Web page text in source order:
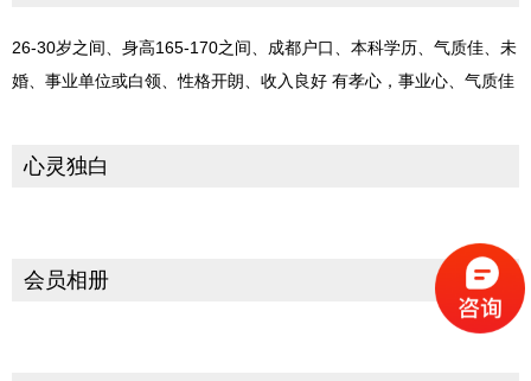
26-30岁之间、身高165-170之间、成都户口、本科学历、气质佳、未
婚、事业单位或白领、性格开朗、收入良好 有孝心，事业心、气质佳
心灵独白
会员相册